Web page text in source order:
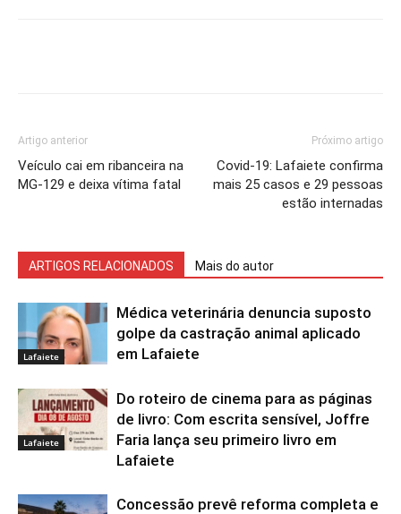
Artigo anterior
Veículo cai em ribanceira na
MG-129 e deixa vítima fatal
Próximo artigo
Covid-19: Lafaiete confirma
mais 25 casos e 29 pessoas
estão internadas
ARTIGOS RELACIONADOS Mais do autor
Lafaiete
Médica veterinária denuncia suposto
golpe da castração animal aplicado
em Lafaiete
Lafaiete
Do roteiro de cinema para as páginas
de livro: Com escrita sensível, Joffre
Faria lança seu primeiro livro em
Lafaiete
Concessão prevê reforma completa e